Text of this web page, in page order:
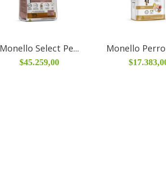
Monello Select Pe...
$45.259,00
Monello